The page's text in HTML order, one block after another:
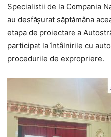
Specialiștii de la Compania
au desfășurat săptămâna
etapa de proiectare a
participat la întâlnirile cu
procedurile de expropriere.